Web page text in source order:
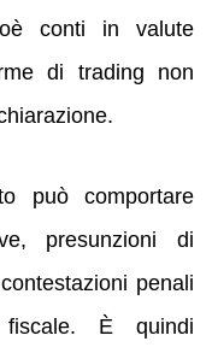
conti in valute
di trading non
può comportare
presunzioni di
penali
È quindi